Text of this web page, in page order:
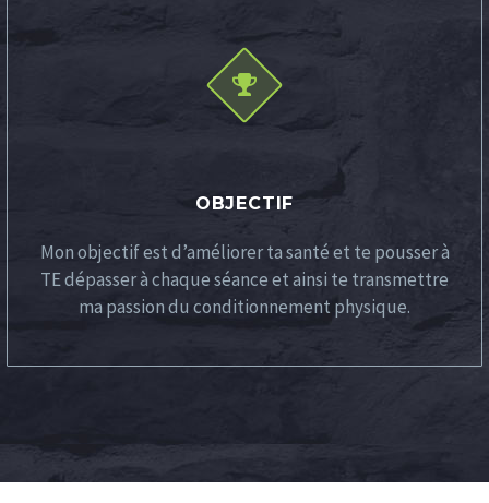


OBJECTIF
Mon objectif est d’améliorer ta santé et te pousser à
TE dépasser à chaque séance et ainsi te transmettre
ma passion du conditionnement physique.